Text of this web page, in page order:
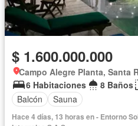
$ 1.600.000.000
Campo Alegre Planta, Santa
6 Habitaciones
8 Baños
Balcón
Sauna
Hace 4 días, 13 horas en - Entorno